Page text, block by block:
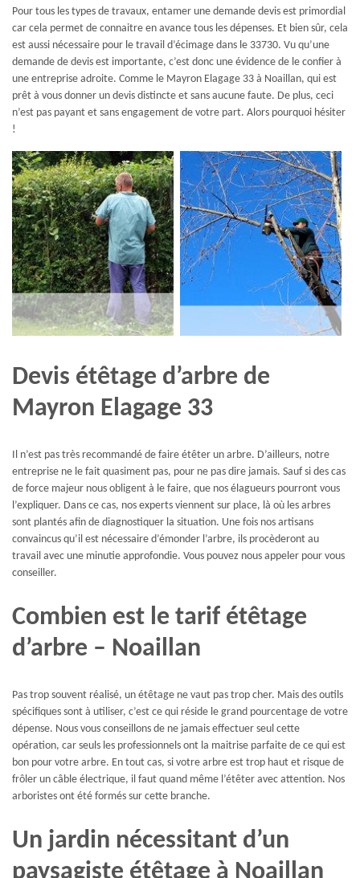
Pour tous les types de travaux, entamer une demande devis est primordial
car cela permet de connaitre en avance tous les dépenses. Et bien sûr, cela
est aussi nécessaire pour le travail d’écimage dans le 33730. Vu qu’une
demande de devis est importante, c’est donc une évidence de le confier à
une entreprise adroite. Comme le Mayron Elagage 33 à Noaillan, qui est
prêt à vous donner un devis distincte et sans aucune faute. De plus, ceci
n’est pas payant et sans engagement de votre part. Alors pourquoi hésiter
!
Devis étêtage d’arbre de
Mayron Elagage 33
Il n’est pas très recommandé de faire étêter un arbre. D’ailleurs, notre
entreprise ne le fait quasiment pas, pour ne pas dire jamais. Sauf si des cas
de force majeur nous obligent à le faire, que nos élagueurs pourront vous
l’expliquer. Dans ce cas, nos experts viennent sur place, là où les arbres
sont plantés afin de diagnostiquer la situation. Une fois nos artisans
convaincus qu’il est nécessaire d’émonder l’arbre, ils procèderont au
travail avec une minutie approfondie. Vous pouvez nous appeler pour vous
conseiller.
Combien est le tarif étêtage
d’arbre – Noaillan
Pas trop souvent réalisé, un étêtage ne vaut pas trop cher. Mais des outils
spécifiques sont à utiliser, c’est ce qui réside le grand pourcentage de votre
dépense. Nous vous conseillons de ne jamais effectuer seul cette
opération, car seuls les professionnels ont la maitrise parfaite de ce qui est
bon pour votre arbre. En tout cas, si votre arbre est trop haut et risque de
frôler un câble électrique, il faut quand même l’étêter avec attention. Nos
arboristes ont été formés sur cette branche.
Un jardin nécessitant d’un
paysagiste étêtage à Noaillan